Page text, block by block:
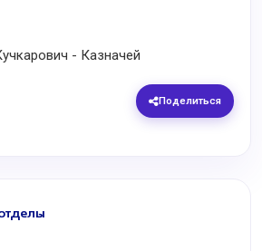
- Казначей
Поделиться